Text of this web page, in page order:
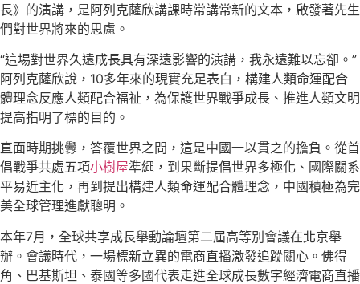
長》的演講，是阿列克薩欣講課時常講常新的文本，啟發著先生
們對世界將來的思慮。
“這場對世界久遠成長具有深遠影響的演講，我永遠難以忘卻。”
阿列克薩欣說，10多年來的現實充足表白，構建人類命運配合
體理念反應人類配合福祉，為保護世界戰爭成長、推進人類文明
提高指明了標的目的。
直面時期挑釁，答覆世界之問，這是中國一以貫之的擔負。從首
倡戰爭共處五項小樹屋準繩，到果斷提倡世界多極化、國際關系
平易近主化，再到提出構建人類命運配合體理念，中國積極為完
美全球管理進獻聰明。
本年7月，全球共享成長舉動論壇第二屆高等別會議在北京舉
辦。會議時代，一場標新立異的電商直播激發追蹤關心。佛得
角、巴基斯坦、泰國等多國代表走進全球成長數字經濟電商直播